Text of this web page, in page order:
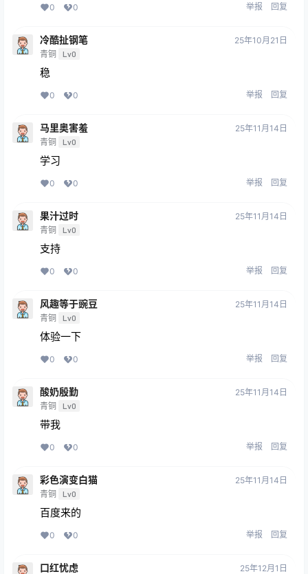
0 0 举报 回复
冷酷扯钢笔
青铜 Lv0
25年10月21日
稳
0 0 举报 回复
马里奥害羞
青铜 Lv0
25年11月14日
学习
0 0 举报 回复
果汁过时
青铜 Lv0
25年11月14日
支持
0 0 举报 回复
风趣等于豌豆
青铜 Lv0
25年11月14日
体验一下
0 0 举报 回复
酸奶殷勤
青铜 Lv0
25年11月14日
带我
0 0 举报 回复
彩色演变白猫
青铜 Lv0
25年11月14日
百度来的
0 0 举报 回复
口红忧虑 25年12月1日